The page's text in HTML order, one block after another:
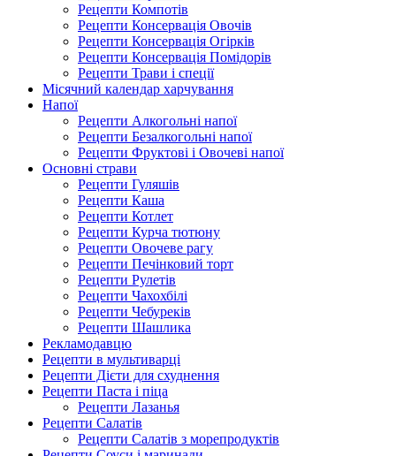
Рецепти Компотів
Рецепти Консервація Овочів
Рецепти Консервація Огірків
Рецепти Консервація Помідорів
Рецепти Трави і спеції
Місячний календар харчування
Напої
Рецепти Алкогольні напої
Рецепти Безалкогольні напої
Рецепти Фруктові і Овочеві напої
Основні страви
Рецепти Гуляшів
Рецепти Каша
Рецепти Котлет
Рецепти Курча тютюну
Рецепти Овочеве рагу
Рецепти Печінковий торт
Рецепти Рулетів
Рецепти Чахохбілі
Рецепти Чебуреків
Рецепти Шашлика
Рекламодавцю
Рецепти в мультиварці
Рецепти Дієти для схуднення
Рецепти Паста і піца
Рецепти Лазанья
Рецепти Салатів
Рецепти Салатів з морепродуктів